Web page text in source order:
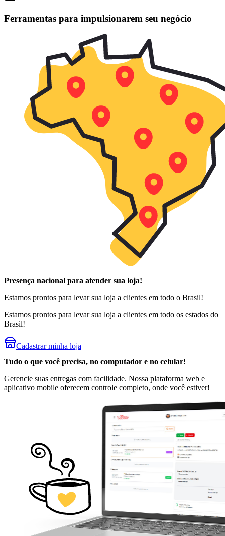
Ferramentas para impulsionarem seu negócio
Presença nacional para atender sua loja!
Estamos prontos para levar sua loja a clientes em todo o Brasil!
Estamos prontos para levar sua loja a clientes em todo os estados do
Brasil!
Cadastrar minha loja
Tudo o que você precisa, no computador e no celular!
Gerencie suas entregas com facilidade. Nossa plataforma web e
aplicativo mobile oferecem controle completo, onde você estiver!